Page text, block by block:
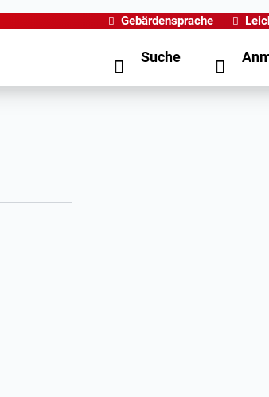
Gebärdensprache
Suche